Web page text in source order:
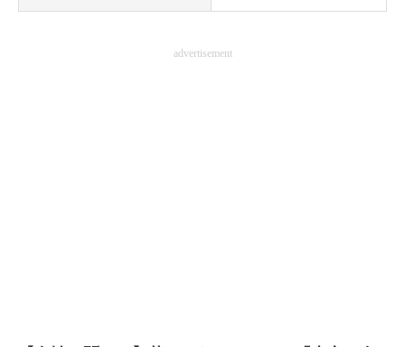
advertisement